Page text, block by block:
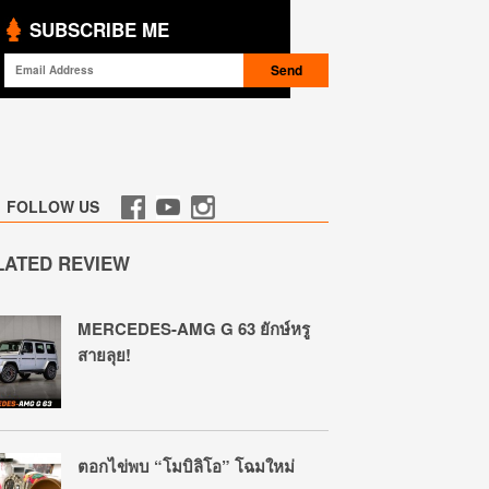
SUBSCRIBE ME
FOLLOW US
REVIEW
MERCEDES-AMG G 63 ยักษ์หรู
สายลุย!
ตอกไข่พบ “โมบิลิโอ” โฉมใหม่